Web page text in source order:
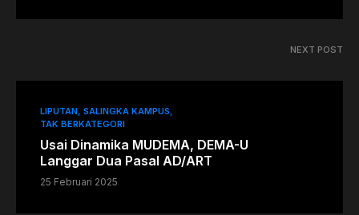
NEXT POST
LIPUTAN SALINGKA KAMPUS
TAK BERKATEGORI
Usai Dinamika MUDEMA, DEMA-U
Langgar Dua Pasal AD/ART
25 Februari 2025